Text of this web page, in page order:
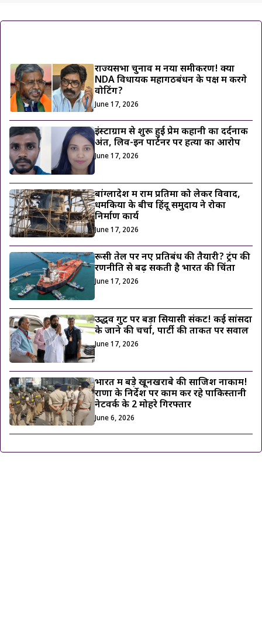
राज्यसभा चुनाव में नया समीकरण! क्या
NDA विधायक महागठबंधन के पक्ष में करेंगे
वोटिंग?
June 17, 2026
इंस्टाग्राम से शुरू हुई प्रेम कहानी का दर्दनाक
अंत, लिव-इन पार्टनर पर हत्या का आरोप
June 17, 2026
बांग्लादेश में राम प्रतिमा को लेकर विवाद,
धमकियों के बीच हिंदू समुदाय ने रोका
निर्माण कार्य
June 17, 2026
रूसी तेल पर नए प्रतिबंध की तैयारी? ट्रंप की
रणनीति से बढ़ सकती है भारत की चिंता
June 17, 2026
उद्धव गुट पर बड़ा सियासी संकट! कई सांसदों
के जाने की चर्चा, पार्टी की ताकत पर सवाल
June 17, 2026
भारत में बड़े खूनखराबे की साजिश नाकाम!
राणा के निर्देश पर काम कर रहे पाकिस्तानी
नेटवर्क के 2 मोहरे गिरफ्तार
June 6, 2026